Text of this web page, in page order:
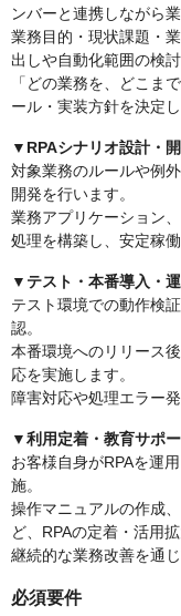
ンバーと連携しながら
業務目的・現状課題・
出しや自動化範囲の検討
「どの業務を、どこま
ール・実装方針を決定し
▼RPAシナリオ設計・
対象業務のルールや例
開発を行います。
業務アプリケーション
処理を構築し、安定稼
▼テスト・本番導入・
テスト環境での動作検
認。
本番環境へのリリース
応を実施します。
障害対応や処理エラー
▼利用定着・教育サポ
お客様自身がRPAを運
施。
操作マニュアルの作成
ど、RPAの定着・活用
継続的な業務改善を通
必須要件